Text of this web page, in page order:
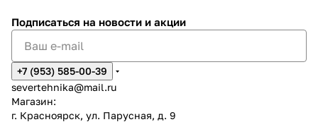
Подписаться на новости и акции
+7 (953) 585-00-39
severtehnika@mail.ru
Магазин:
г. Красноярск, ул. Парусная, д. 9